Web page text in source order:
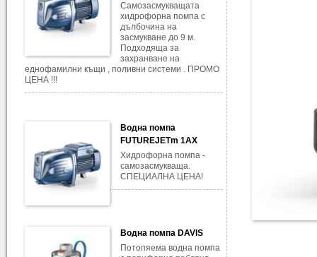
Самозасмукващата
хидрофорна помпа с
дълбочина на
засмукване до 9 м.
Подходяща за
захранване на
еднофамилни къщи , поливни системи . ПРОМО
ЦЕНА !!!
Водна помпа
FUTUREJETm 1AX
Хидрофорна помпа -
самозасмукваща.
СПЕЦИАЛНА ЦЕНА!
Водна помпа DAVIS
Потопяема водна помпа